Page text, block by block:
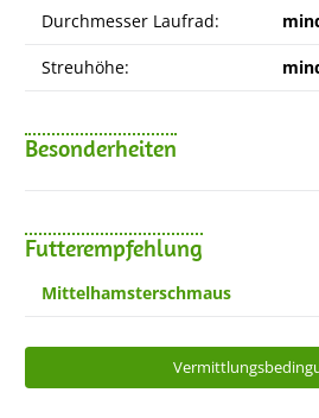
Durchmesser Laufrad:
Streuhöhe:
Besonderheiten
Futterempfehlung
Mittelhamsterschmaus